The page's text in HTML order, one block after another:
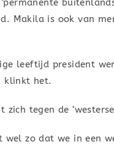
Makila is ook van
leeftijd president
klinkt het.
tegen de
zo dat we in een